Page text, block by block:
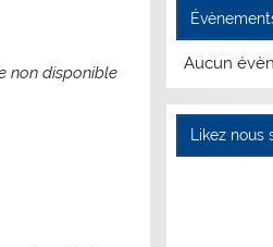
non disponible
Aucun
Likez